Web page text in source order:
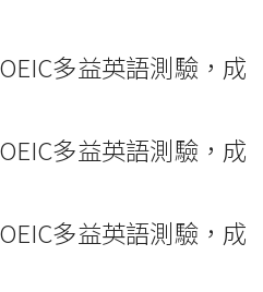
多益英語測驗，成
多益英語測驗，成
多益英語測驗，成